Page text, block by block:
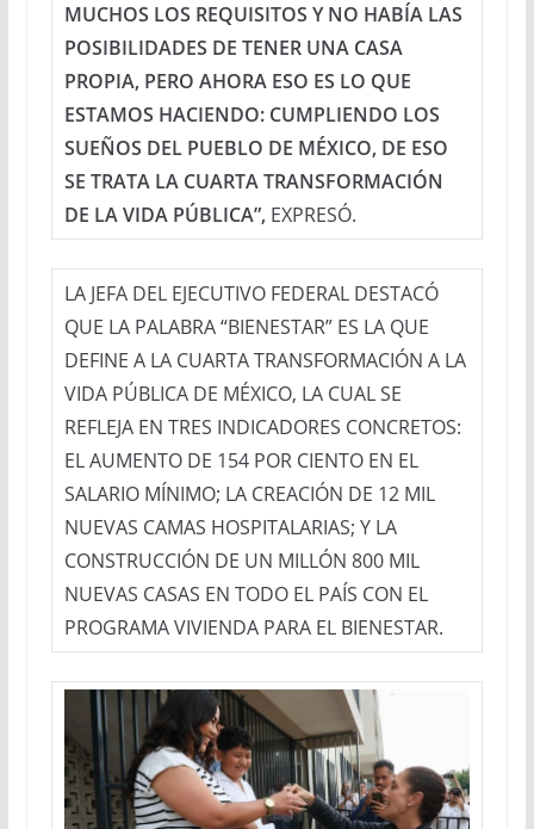
MUCHOS LOS REQUISITOS Y NO HABÍA LAS
POSIBILIDADES DE TENER UNA CASA
PROPIA, PERO AHORA ESO ES LO QUE
ESTAMOS HACIENDO: CUMPLIENDO LOS
SUEÑOS DEL PUEBLO DE MÉXICO, DE ESO
SE TRATA LA CUARTA TRANSFORMACIÓN
DE LA VIDA PÚBLICA”, EXPRESÓ.
LA JEFA DEL EJECUTIVO FEDERAL DESTACÓ
QUE LA PALABRA “BIENESTAR” ES LA QUE
DEFINE A LA CUARTA TRANSFORMACIÓN A LA
VIDA PÚBLICA DE MÉXICO, LA CUAL SE
REFLEJA EN TRES INDICADORES CONCRETOS:
EL AUMENTO DE 154 POR CIENTO EN EL
SALARIO MÍNIMO; LA CREACIÓN DE 12 MIL
NUEVAS CAMAS HOSPITALARIAS; Y LA
CONSTRUCCIÓN DE UN MILLÓN 800 MIL
NUEVAS CASAS EN TODO EL PAÍS CON EL
PROGRAMA VIVIENDA PARA EL BIENESTAR.